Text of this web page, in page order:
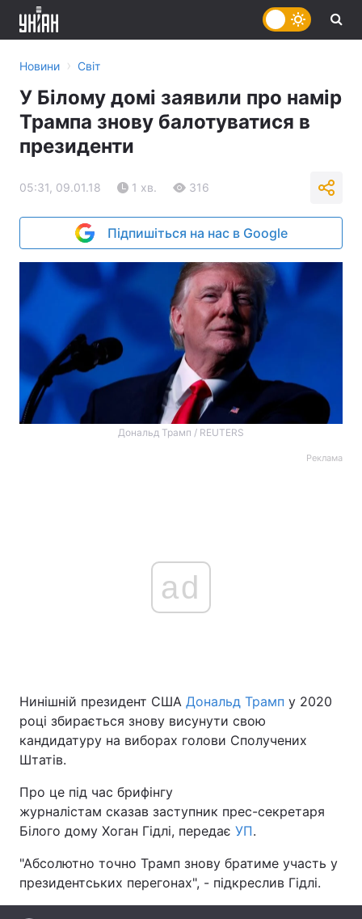
Головна
Україна Політика
Економіка Світ
Новини › Світ
У Білому домі заявили про намір
Трампа знову балотуватися в
президенти
05:31, 09.01.18 1 хв. 316
Підпишіться на нас в Google
Дональд Трамп / REUTERS
Реклама
ad
Нинішній президент США Дональд Трамп у 2020
році збирається знову висунути свою
кандидатуру на виборах голови Сполучених
Штатів.
Про це під час брифінгу
журналістам сказав заступник прес-секретаря
Білого дому Хоган Гідлі, передає УП.
"Абсолютно точно Трамп знову братиме участь у
президентських перегонах", - підкреслив Гідлі.